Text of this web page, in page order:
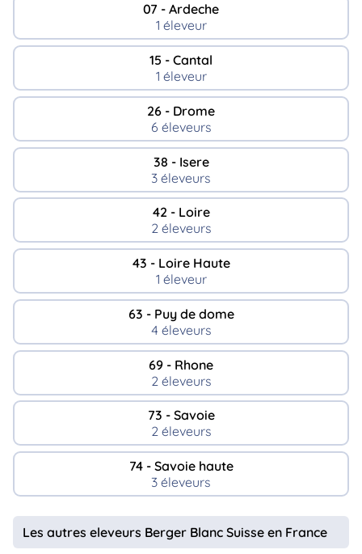
07 - Ardeche
1 éleveur
15 - Cantal
1 éleveur
26 - Drome
6 éleveurs
38 - Isere
3 éleveurs
42 - Loire
2 éleveurs
43 - Loire Haute
1 éleveur
63 - Puy de dome
4 éleveurs
69 - Rhone
2 éleveurs
73 - Savoie
2 éleveurs
74 - Savoie haute
3 éleveurs
Les autres eleveurs Berger Blanc Suisse en France